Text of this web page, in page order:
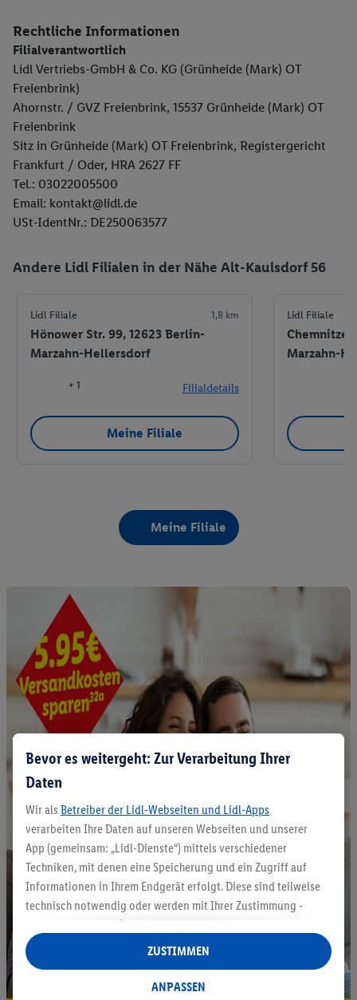
Rechtliche Informationen
Filialverantwortlich
Lidl Vertriebs-GmbH & Co. KG (Grünheide (Mark) OT
Freienbrink)
Ahornstr. / GVZ Freienbrink, 15537 Grünheide (Mark) OT
Freienbrink
Sitz in Grünheide (Mark) OT Freienbrink, Registergericht
Frankfurt / Oder, HRA 2627 FF
Tel.: 03022005500
Email: kontakt@lidl.de
USt-IdentNr.: DE250063577
Andere Lidl Filialen in der Nähe Alt-Kaulsdorf 56
Lidl Filiale 1,8 km
Hönower Str. 99, 12623 Berlin-
Marzahn-Hellersdorf
+ 1 Filialdetails
Meine Filiale
Lidl Filiale
Chemnitzer
Marzahn-
Meine Filiale
Bevor es weitergeht: Zur Verarbeitung Ihrer
Daten
Wir als Betreiber der Lidl-Webseiten und Lidl-Apps
verarbeiten Ihre Daten auf unseren Webseiten und unserer
App (gemeinsam: „Lidl-Dienste“) mittels verschiedener
Techniken, mit denen eine Speicherung und ein Zugriff auf
Informationen in Ihrem Endgerät erfolgt. Diese sind teilweise
technisch notwendig oder werden mit Ihrer Zustimmung -
auch durch Partner (u.a.
Verantwortliche; im Zusammenhang mit dem IAB TCF
insgesamt
Statistik-Erstellung oder für personalisierte Werbung
ANPASSEN
ZUSTIMMEN